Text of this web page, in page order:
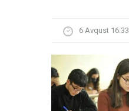
6 Avqust 16:33